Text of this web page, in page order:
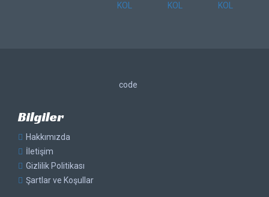
code
Bilgiler
Hakkımızda
İletişim
Gizlilik Politikası
Şartlar ve Koşullar